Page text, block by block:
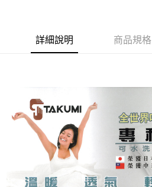
付款後門市自取(待系統通知後才可取貨)
詳細說明 商品規格